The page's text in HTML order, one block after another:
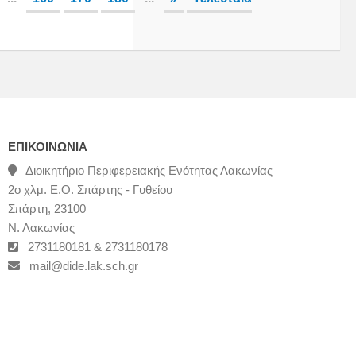
ΕΠΙΚΟΙΝΩΝΊΑ
Διοικητήριο Περιφερειακής Ενότητας Λακωνίας
2ο χλμ. Ε.Ο. Σπάρτης - Γυθείου
Σπάρτη, 23100
Ν. Λακωνίας
2731180181 & 2731180178
mail@dide.lak.sch.gr